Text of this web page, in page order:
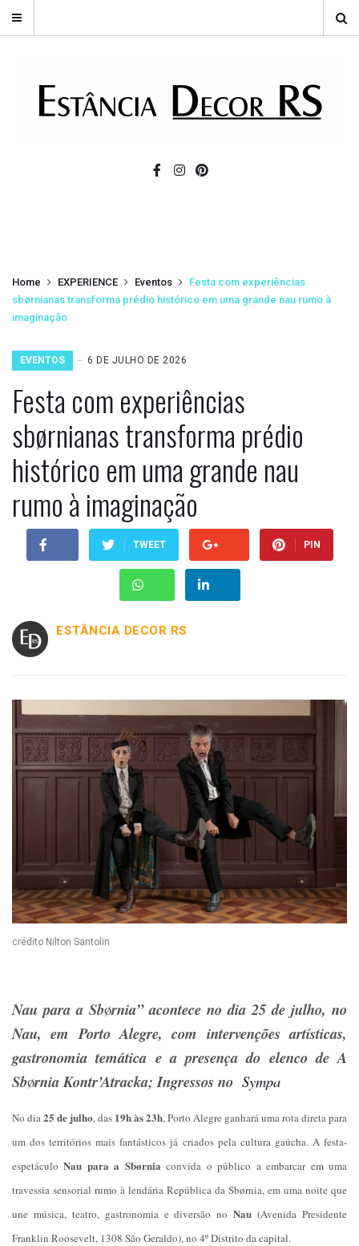
Home EXPERIENCE Eventos
Festa com experiências
sbørnianas transforma prédio histórico em uma grande nau rumo à
imaginação
EVENTOS 6 DE JULHO DE 2026
Festa com experiências
sbørnianas transforma prédio
histórico em uma grande nau
rumo à imaginação
TWEET PIN
ESTÂNCIA DECOR RS
crédito Nilton Santolin
Nau para a Sbørnia” acontece no dia 25 de julho, no
Nau,em Porto Alegre, com intervenções artísticas,
gastronomia temática e a presença do elenco de A
Sbørnia Kontr’Atracka;Ingressos no Sympa
No dia25 de julho, das 19h às 23h, Porto Alegre ganhará uma rota direta para
um dos territórios mais fantásticos já criados pela cultura gaúcha. A festa-
espetáculoNau para a Sbørnia convida o público a embarcar em uma
travessia sensorial rumo à lendária República da Sbørnia, em uma noite que
une música, teatro, gastronomia e diversão noNau (Avenida Presidente
Franklin Roosevelt, 1308 São Geraldo), no 4º Distrito da capital.